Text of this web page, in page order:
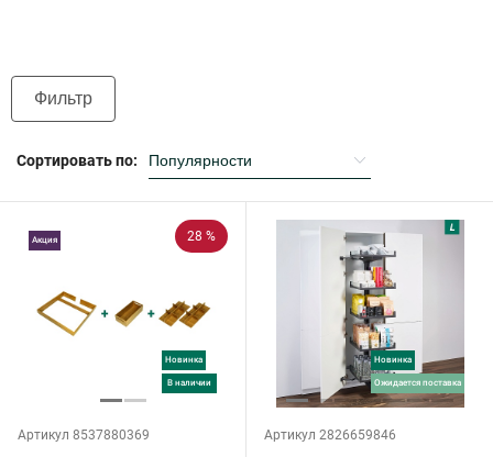
Фильтр
Сортировать по:
28 %
Новинка
в наличии
Акция
Артикул 8537880369
Новинка
ожидается поставка
Артикул 2826659846